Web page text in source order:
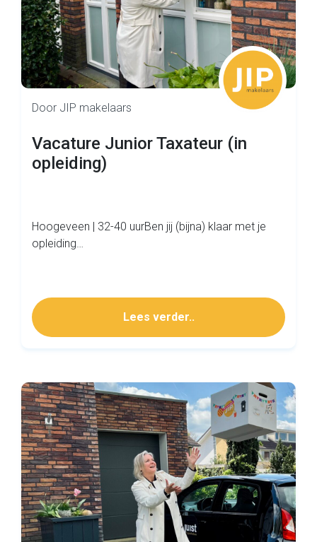
Door JIP makelaars
Vacature Junior Taxateur (in
opleiding)
Hoogeveen | 32-40 uurBen jij (bijna) klaar met je
opleiding…
Lees verder..